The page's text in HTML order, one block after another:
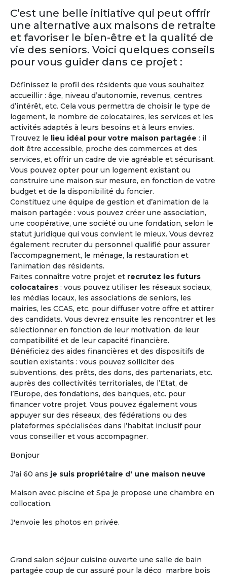
C’est une belle initiative qui peut offrir
une alternative aux maisons de retraite
et favoriser le bien-être et la qualité de
vie des seniors. Voici quelques conseils
pour vous guider dans ce projet :
Définissez le profil des résidents que vous souhaitez
accueillir : âge, niveau d’autonomie, revenus, centres
d’intérêt, etc. Cela vous permettra de choisir le type de
logement, le nombre de colocataires, les services et les
activités adaptés à leurs besoins et à leurs envies.
Trouvez le lieu idéal pour votre maison partagée : il
doit être accessible, proche des commerces et des
services, et offrir un cadre de vie agréable et sécurisant.
Vous pouvez opter pour un logement existant ou
construire une maison sur mesure, en fonction de votre
budget et de la disponibilité du foncier.
Constituez une équipe de gestion et d’animation de la
maison partagée : vous pouvez créer une association,
une coopérative, une société ou une fondation, selon le
statut juridique qui vous convient le mieux. Vous devrez
également recruter du personnel qualifié pour assurer
l’accompagnement, le ménage, la restauration et
l’animation des résidents.
Faites connaître votre projet et recrutez les futurs
colocataires : vous pouvez utiliser les réseaux sociaux,
les médias locaux, les associations de seniors, les
mairies, les CCAS, etc. pour diffuser votre offre et attirer
des candidats. Vous devrez ensuite les rencontrer et les
sélectionner en fonction de leur motivation, de leur
compatibilité et de leur capacité financière.
Bénéficiez des aides financières et des dispositifs de
soutien existants : vous pouvez solliciter des
subventions, des prêts, des dons, des partenariats, etc.
auprès des collectivités territoriales, de l’Etat, de
l’Europe, des fondations, des banques, etc. pour
financer votre projet. Vous pouvez également vous
appuyer sur des réseaux, des fédérations ou des
plateformes spécialisées dans l’habitat inclusif pour
vous conseiller et vous accompagner.
Bonjour
J'ai 60 ans je suis propriétaire d' une maison neuve
Maison avec piscine et Spa je propose une chambre en
collocation.
J'envoie les photos en privée.
Grand salon séjour cuisine ouverte une salle de bain
partagée coup de cur assuré pour la déco marbre bois
RetraiteMalte
Malte bénéficie d’un climat avantageux toute
l’année, avec 300 jours d’ensoleillement par an.
La Valette à Malte, où plusieurs nationalités se
côtoient, apparaît dans les premiers rangs des
pays où il fait bon y passer sa retraite. D’ailleurs
Malte dispose également d’un système de
santé performant. L’anglais est la deuxième
langue nationale.
M'inscrire et créer mon profil
"Lors d'une journée rencontre, l'expérience de vie
collective a été riche, chaleureuse et tolérante. Il faut
en effet avoir l'expérience de cet affect naissant
circulant pour être convaincu que c'est le bon choix
et que cela peut marcher."
Précédent Suivant
Madeleine - 71 ans
Projet co-achat
pour retraités
L'humain